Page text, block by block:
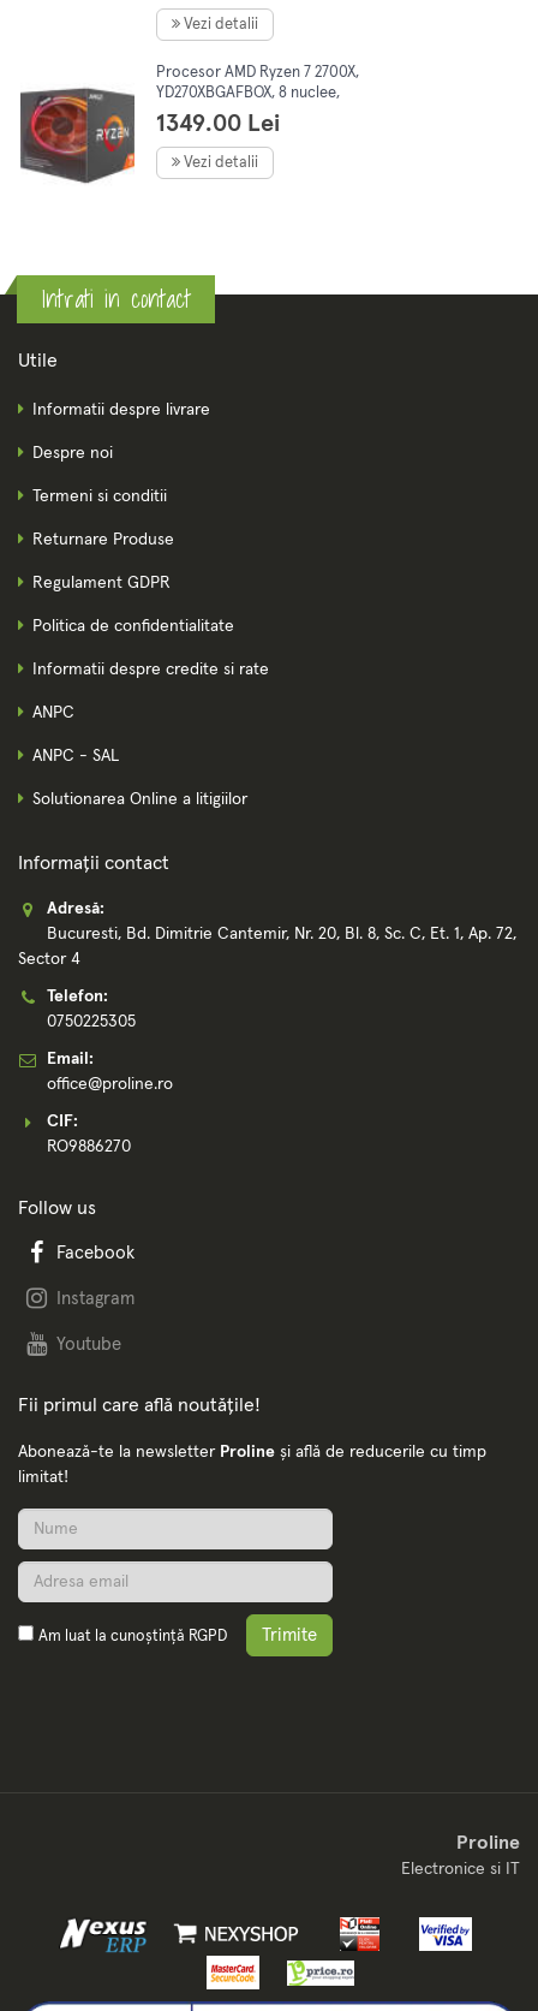
Vezi detalii
Procesor AMD Ryzen 7 2700X,
YD270XBGAFBOX, 8 nuclee,
4.35GHz, 20MB, AM4, 105W,
Wraith Prism cooler
1349.00 Lei
Vezi detalii
Intrati in contact
Utile
Informatii despre livrare
Despre noi
Termeni si conditii
Returnare Produse
Regulament GDPR
Politica de confidentialitate
Informatii despre credite si rate
ANPC
ANPC - SAL
Solutionarea Online a litigiilor
Informații contact
Adresă:
Bucuresti, Bd. Dimitrie Cantemir, Nr. 20, Bl. 8, Sc. C, Et. 1, Ap. 72,
Sector 4
Telefon:
0750225305
Email:
office@proline.ro
CIF:
RO9886270
Follow us
Facebook
Instagram
Youtube
Fii primul care află noutățile!
Abonează-te la newsletter Proline și află de reducerile cu timp
limitat!
Am luat la cunoștință RGPD Trimite
Proline
Electronice si IT